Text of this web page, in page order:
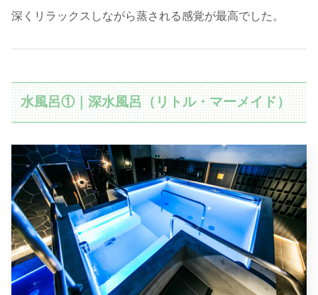
深くリラックスしながら蒸される感覚が最高でした。
水風呂①｜深水風呂（リトル・マーメイド）